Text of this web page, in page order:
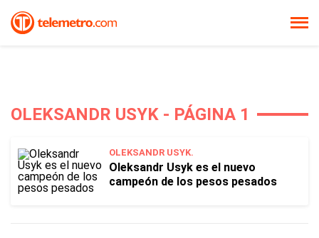
OLEKSANDR USYK - PÁGINA 1
OLEKSANDR USYK.
Oleksandr Usyk es el nuevo
campeón de los pesos pesados